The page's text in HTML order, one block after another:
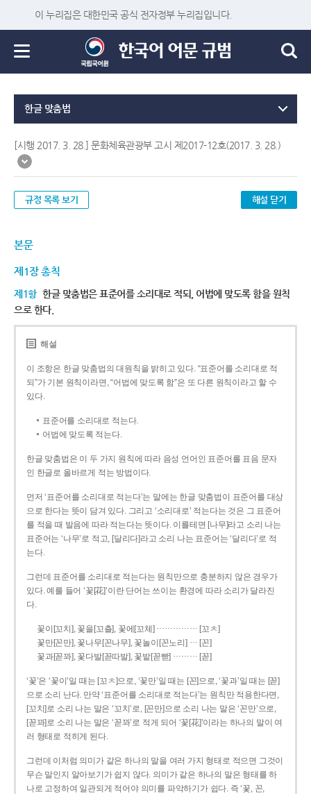
이 누리집은 대한민국 공식 전자정부 누리집입니다.
한글 맞춤법
[시행 2017. 3. 28.] 문화체육관광부 고시 제2017-12호(2017. 3. 28.)
규정 목록 보기 해설 닫기
본문
제1장 총칙
제1항 한글 맞춤법은 표준어를 소리대로 적되, 어법에 맞도록 함을 원칙
으로 한다.
해설
이 조항은 한글 맞춤법의 대원칙을 밝히고 있다. “표준어를 소리대로 적
되”가 기본 원칙이라면, “어법에 맞도록 함”은 또 다른 원칙이라고 할 수
있다.
표준어를 소리대로 적는다.
어법에 맞도록 적는다.
한글 맞춤법은 이 두 가지 원칙에 따라 음성 언어인 표준어를 표음 문자
인 한글로 올바르게 적는 방법이다.
먼저 ‘표준어를 소리대로 적는다’는 말에는 한글 맞춤법이 표준어를 대상
으로 한다는 뜻이 담겨 있다. 그리고 ‘소리대로’ 적는다는 것은 그 표준어
를 적을 때 발음에 따라 적는다는 뜻이다. 이를테면 [나무]라고 소리 나는
표준어는 ‘나무’로 적고, [달리다]라고 소리 나는 표준어는 ‘달리다’로 적
는다.
그런데 표준어를 소리대로 적는다는 원칙만으로 충분하지 않은 경우가
있다. 예를 들어 ‘꽃[花]’이란 단어는 쓰이는 환경에 따라 소리가 달라진
다.
꽃이[꼬치], 꽃을[꼬츨], 꽃에[꼬체] …………… [꼬ㅊ]
꽃만[꼰만], 꽃나무[꼰나무], 꽃놀이[꼰노리] … [꼰]
꽃과[꼳꽈], 꽃다발[꼳따발], 꽃밭[꼳빧] ……… [꼳]
‘꽃’은 ‘꽃이’일 때는 [꼬ㅊ]으로, ‘꽃만’일 때는 [꼰]으로, ‘꽃과’일 때는 [꼳]
으로 소리 난다. 만약 ‘표준어를 소리대로 적는다’는 원칙만 적용한다면,
[꼬치]로 소리 나는 말은 ‘꼬치’로, [꼰만]으로 소리 나는 말은 ‘꼰만’으로,
[꼳꽈]로 소리 나는 말은 ‘꼳꽈’로 적게 되어 ‘꽃[花]’이라는 하나의 말이 여
러 형태로 적히게 된다.
그런데 이처럼 의미가 같은 하나의 말을 여러 가지 형태로 적으면 그것이
무슨 말인지 알아보기가 쉽지 않다. 의미가 같은 하나의 말은 형태를 하
나로 고정하여 일관되게 적어야 의미를 파악하기가 쉽다. 즉 ‘꽃, 꼰,